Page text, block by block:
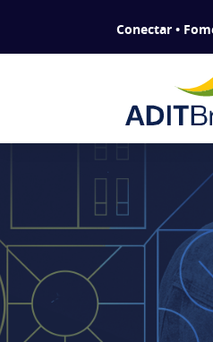
Conectar •